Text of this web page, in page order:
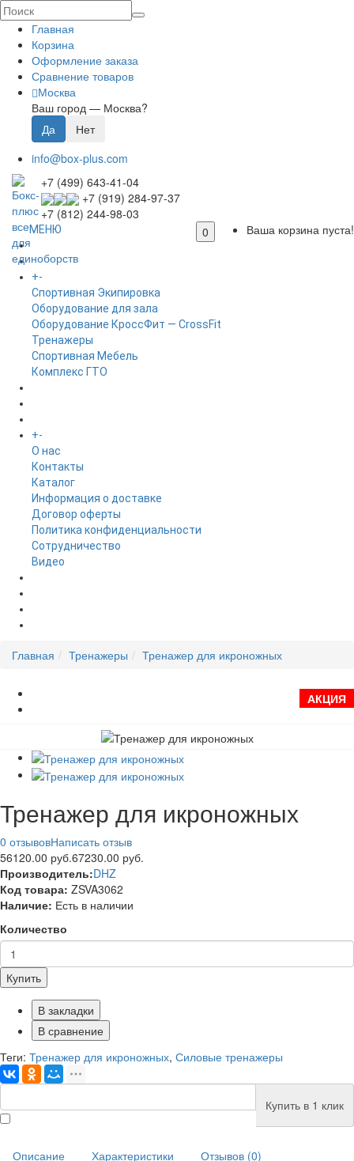
Главная
Корзина
Оформление заказа
Сравнение товаров
Москва
Ваш город — Москва?
info@box-plus.com
+7 (499) 643-41-04
+7 (919) 284-97-37
+7 (812) 244-98-03
0
Ваша корзина пуста!
МЕНЮ
+-
Спортивная Экипировка
Оборудование для зала
Оборудование КроссФит — CrossFit
Тренажеры
Спортивная Мебель
Комплекс ГТО
+-
O нас
Контакты
Каталог
Информация о доставке
Договор оферты
Политика конфиденциальности
Сотрудничество
Видео
Главная Тренажеры Тренажер для икроножных
АКЦИЯ
Тренажер для икроножных
0 отзывовНаписать отзыв
56120.00 руб.67230.00 руб.
Производитель:DHZ
Код товара: ZSVA3062
Наличие: Есть в наличии
Количество
Купить
В закладки
В сравнение
Теги: Тренажер для икроножных, Силовые тренажеры
Купить в 1 клик
Описание Характеристики
Отзывов (0)